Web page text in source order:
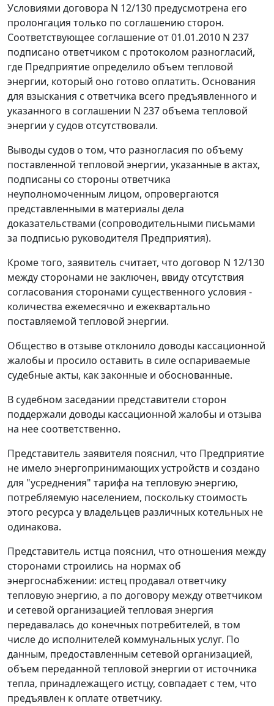
Условиями договора N 12/130 предусмотрена его
пролонгация только по соглашению сторон.
Соответствующее соглашение от 01.01.2010 N 237
подписано ответчиком с протоколом разногласий,
где Предприятие определило объем тепловой
энергии, который оно готово оплатить. Основания
для взыскания с ответчика всего предъявленного и
указанного в соглашении N 237 объема тепловой
энергии у судов отсутствовали.
Выводы судов о том, что разногласия по объему
поставленной тепловой энергии, указанные в актах,
подписаны со стороны ответчика
неуполномоченным лицом, опровергаются
представленными в материалы дела
доказательствами (сопроводительными письмами
за подписью руководителя Предприятия).
Кроме того, заявитель считает, что договор N 12/130
между сторонами не заключен, ввиду отсутствия
согласования сторонами существенного условия -
количества ежемесячно и ежеквартально
поставляемой тепловой энергии.
Общество в отзыве отклонило доводы кассационной
жалобы и просило оставить в силе оспариваемые
судебные акты, как законные и обоснованные.
В судебном заседании представители сторон
поддержали доводы кассационной жалобы и отзыва
на нее соответственно.
Представитель заявителя пояснил, что Предприятие
не имело энергопринимающих устройств и создано
для "усреднения" тарифа на тепловую энергию,
потребляемую населением, поскольку стоимость
этого ресурса у владельцев различных котельных не
одинакова.
Представитель истца пояснил, что отношения между
сторонами строились на нормах об
энергоснабжении: истец продавал ответчику
тепловую энергию, а по договору между ответчиком
и сетевой организацией тепловая энергия
передавалась до конечных потребителей, в том
числе до исполнителей коммунальных услуг. По
данным, предоставленным сетевой организацией,
объем переданной тепловой энергии от источника
тепла, принадлежащего истцу, совпадает с тем, что
предъявлен к оплате ответчику.